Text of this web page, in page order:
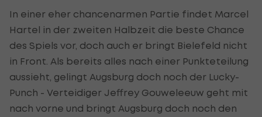
In einer eher chancenarmen Partie findet Marcel
Hartel in der zweiten Halbzeit die beste Chance
des Spiels vor, doch auch er bringt Bielefeld nicht
in Front. Als bereits alles nach einer Punkteteilung
aussieht, gelingt Augsburg doch noch der Lucky-
Punch - Verteidiger Jeffrey Gouweleeuw geht mit
nach vorne und bringt Augsburg doch noch den